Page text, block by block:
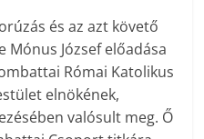
és az azt követő
Mónus József előadása
Római Katolikus
elnökének,
valósult meg. Ő